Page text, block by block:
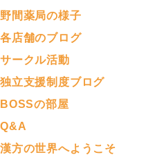
野間薬局の様子
各店舗のブログ
サークル活動
独立支援制度ブログ
BOSSの部屋
Q&A
漢方の世界へようこそ